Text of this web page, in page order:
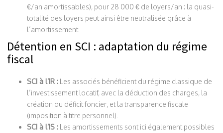
€/an amortissables), pour 28 000 € de loyers/an : la quasi-
totalité des loyers peut ainsi être neutralisée grâce à
l’amortissement.
Détention en SCI : adaptation du régime
fiscal
SCI à l’IR : Les associés bénéficient du régime classique de
l’investissement locatif, avec la déduction des charges, la
création du déficit foncier, et la transparence fiscale
(imposition à titre personnel).
SCI à l’IS : Les amortissements sont ici également possibles